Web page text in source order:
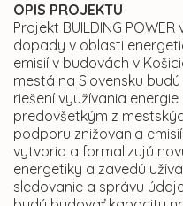
OPIS PROJEKTU
Projekt BUILDING
dopady v oblasti
emisií v budovách v
mestá na Slovensku
riešení využívania
predovšetkým z
podporu znižovania
vytvoria a formalizujú
energetiky a zavedú
sledovanie a správu